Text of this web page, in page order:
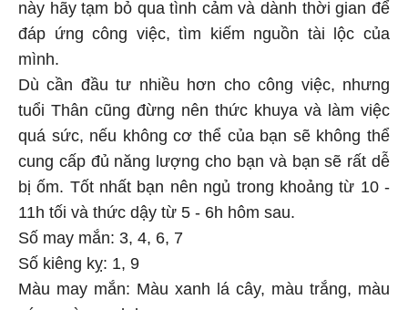
này hãy tạm bỏ qua tình cảm và dành thời gian để
đáp ứng công việc, tìm kiếm nguồn tài lộc của
mình.
Dù cần đầu tư nhiều hơn cho công việc, nhưng
tuổi Thân cũng đừng nên thức khuya và làm việc
quá sức, nếu không cơ thể của bạn sẽ không thể
cung cấp đủ năng lượng cho bạn và bạn sẽ rất dễ
bị ốm. Tốt nhất bạn nên ngủ trong khoảng từ 10 -
11h tối và thức dậy từ 5 - 6h hôm sau.
Số may mắn: 3, 4, 6, 7
Số kiêng kỵ: 1, 9
Màu may mắn: Màu xanh lá cây, màu trắng, màu